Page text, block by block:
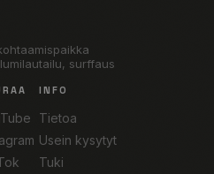
surffaus
INFO
Tietoa
Usein kysytyt
Tuki